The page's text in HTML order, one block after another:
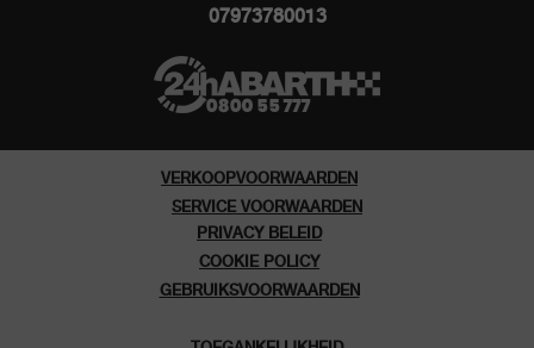
Geschiedenis
Speciale series
07973780013
VERKOOPVOORWAARDEN
SERVICE VOORWAARDEN
PRIVACY BELEID
COOKIE POLICY
GEBRUIKSVOORWAARDEN